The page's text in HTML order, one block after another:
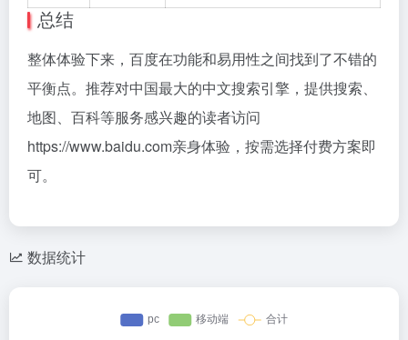
总结
整体体验下来，百度在功能和易用性之间找到了不错的
平衡点。推荐对中国最大的中文搜索引擎，提供搜索、
地图、百科等服务感兴趣的读者访问
https://www.baidu.com亲身体验，按需选择付费方案即
可。
数据统计